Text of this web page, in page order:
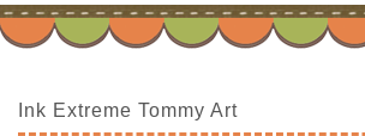
Ink Extreme Tommy Art